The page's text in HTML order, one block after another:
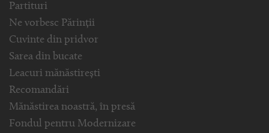
Partituri
Ne vorbesc Părinții
Cuvinte din pridvor
Sarea din bucate
Leacuri mănăstirești
Recomandări
Mănăstirea noastră, în presă
Fondul pentru Modernizare